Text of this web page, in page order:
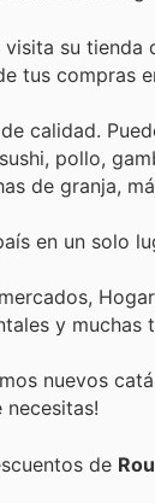
su tienda
tus compras
calidad.
pollo,
de granja,
en un solo
y muchas
nuevos
necesitas!
de